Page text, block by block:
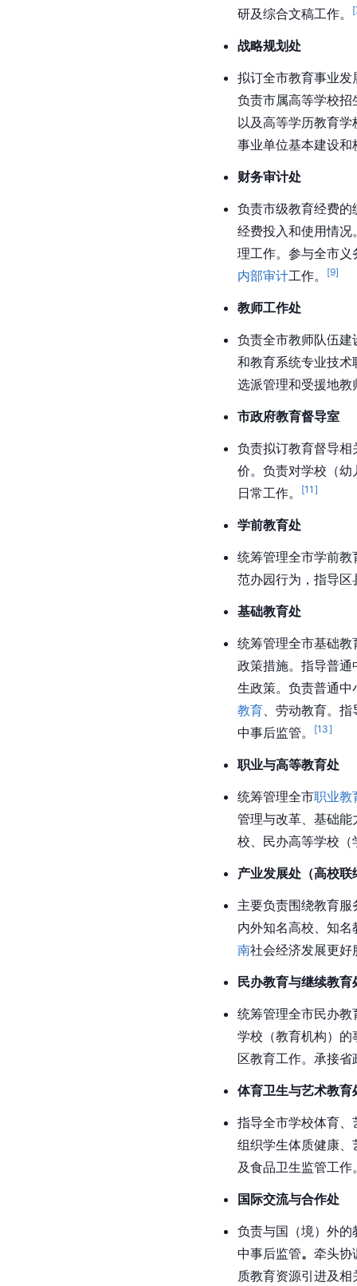
研及综合文稿工作。
[
战略规划处
拟订全市教育事业
负责市属高等学校
以及高等学历教育
事业单位基本建设
财务审计处
负责市级教育经费
经费投入和使用情
理工作。参与全市
内部审计工作。 [9]
教师工作处
负责全市教师队伍
和教育系统专业技
选派管理和受援地
市政府教育督导室
负责拟订教育督导
价。负责对学校（
日常工作。
[11 ]
学前教育处
统筹管理全市学前
范办园行为，指导
基础教育处
统筹管理全市基础
政策措施。指导普
生政策。负责普通中
教育 、劳动教育。
中事后监管。
[13]
职业与高等教育处
统筹管理全市职业教
管理与改革、基础
校、民办高等学校
产业发展处（高校联
主要负责围绕教育
内外知名高校、知
南社会经济发展更好
民办教育与继续教育
统筹管理全市民办
学校（教育机构）
区教育工作。承接
体育卫生与艺术教育
指导全市学校体育
组织学生体质健康
及食品卫生监管工
国际交流与合作处
负责与国（境）外
中事后监管。 牵头协
质教育资源引进及